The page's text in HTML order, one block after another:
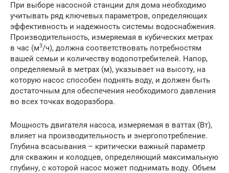
При выборе насосной станции для дома необходимо
учитывать ряд ключевых параметров, определяющих
эффективность и надежность системы водоснабжения.
Производительность, измеряемая в кубических метрах
в час (м3/ч), должна соответствовать потребностям
вашей семьи и количеству водопотребителей. Напор,
определяемый в метрах (м), указывает на высоту, на
которую насос способен поднять воду, и должен быть
достаточным для обеспечения необходимого давления
во всех точках водоразбора.
Мощность двигателя насоса, измеряемая в ваттах (Вт),
влияет на производительность и энергопотребление.
Глубина всасывания – критически важный параметр
для скважин и колодцев, определяющий максимальную
глубину, с которой насос может поднимать воду. Объем